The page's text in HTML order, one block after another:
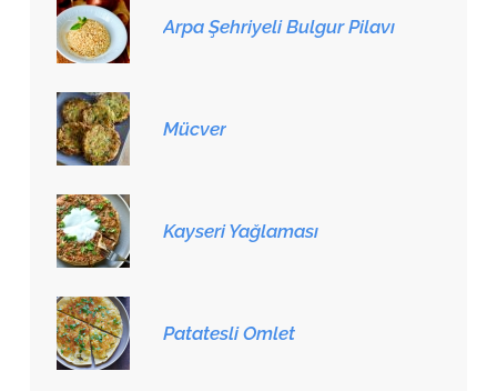
Arpa Şehriyeli Bulgur Pilavı
Mücver
Kayseri Yağlaması
Patatesli Omlet